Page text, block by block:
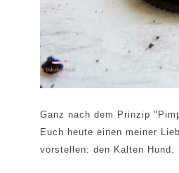
Ganz nach dem Prinzip
Euch heute einen meiner
vorstellen: den Kalten Hund.